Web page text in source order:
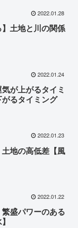
2022.01.28
】土地と川の関係
2022.01.24
気が上がるタイミ
るタイミング
2022.01.23
地の高低差【風
2022.01.22
盛パワーのある